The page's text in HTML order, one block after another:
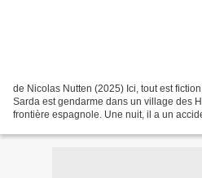
de Nicolas Nutten (2025) Ici, tout est
Sarda est gendarme dans un village des
frontière espagnole. Une nuit, il a un